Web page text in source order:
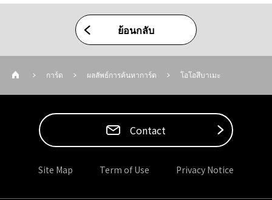
ย้อนกลับ
การ์ด ผลลัพธ์การค้นหาการ์ด โอโอสึบาเมะ
Contact
Site Map Term of Use Privacy Notice